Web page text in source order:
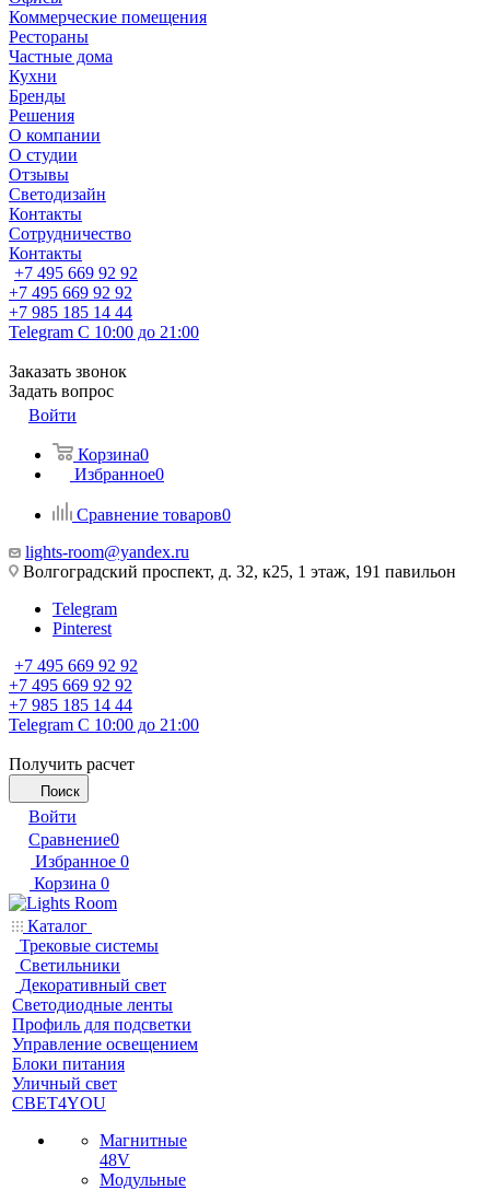
Коммерческие помещения
Рестораны
Частные дома
Кухни
Бренды
Решения
О компании
О студии
Отзывы
Светодизайн
Контакты
Сотрудничество
Контакты
+7 495 669 92 92
+7 495 669 92 92
+7 985 185 14 44
Telegram С 10:00 до 21:00
Заказать звонок
Задать вопрос
Войти
Корзина0
Избранное0
Сравнение товаров0
lights-room@yandex.ru
Волгоградский проспект, д. 32, к25, 1 этаж, 191 павильон
Telegram
Pinterest
+7 495 669 92 92
+7 495 669 92 92
+7 985 185 14 44
Telegram С 10:00 до 21:00
Получить расчет
Поиск
Войти
Сравнение0
Избранное 0
Корзина 0
Каталог
Трековые системы
Светильники
Декоративный свет
Светодиодные ленты
Профиль для подсветки
Управление освещением
Блоки питания
Уличный свет
СВЕТ4YOU
Магнитные
48V
Модульные